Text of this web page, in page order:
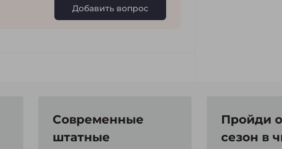
Добавить вопрос
Современные
штатные
Пройди
сезон в